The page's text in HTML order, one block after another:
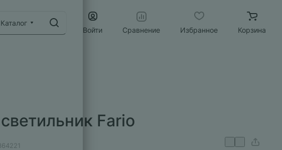
Каталог
Войти
Сравнение Избранное Корзина
Fario